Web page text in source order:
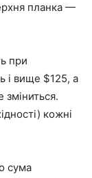
планка —
при
і вище $125, а
зміниться.
кожні
сума